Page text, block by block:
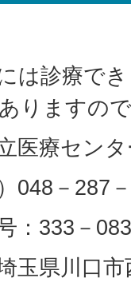
は診療で
りますの
医療センタ
048－287
：333－
玉県川口